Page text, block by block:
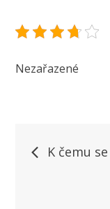
Nezařazené
K čemu